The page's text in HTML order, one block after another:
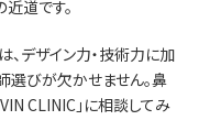
道です。
デザイン力・技術力に加
選びが欠かせません。鼻
CLINIC」に相談してみ